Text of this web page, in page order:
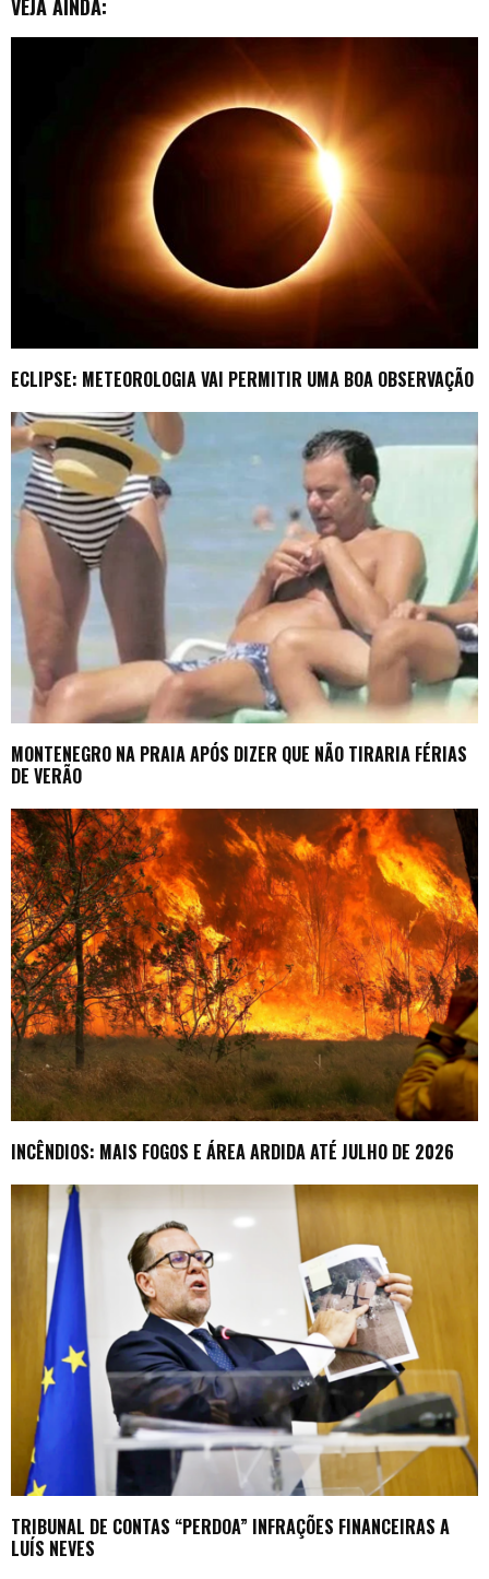
VEJA AINDA:
ECLIPSE: METEOROLOGIA VAI PERMITIR UMA BOA OBSERVAÇÃO
MONTENEGRO NA PRAIA APÓS DIZER QUE NÃO TIRARIA FÉRIAS
DE VERÃO
INCÊNDIOS: MAIS FOGOS E ÁREA ARDIDA ATÉ JULHO DE 2026
TRIBUNAL DE CONTAS “PERDOA” INFRAÇÕES FINANCEIRAS A
LUÍS NEVES